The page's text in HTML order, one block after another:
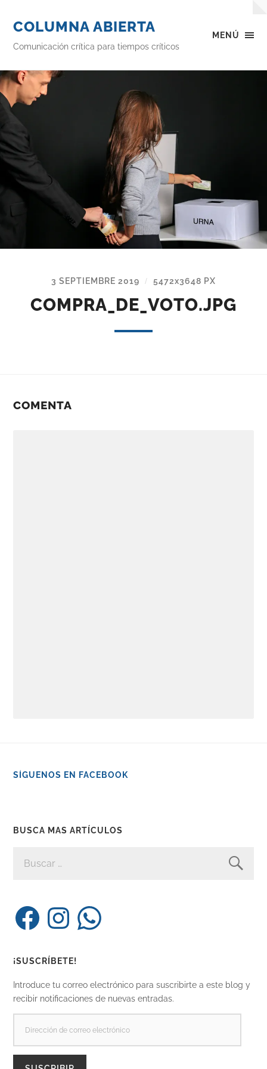
MENÚ
COLUMNA ABIERTA
Comunicación crítica para tiempos críticos
3 SEPTIEMBRE 2019 / 5472x3648 PX
COMPRA_DE_VOTO.JPG
COMENTA
SÍGUENOS EN FACEBOOK
BUSCA MAS ARTÍCULOS
FacebookInstagramWhatsApp
¡SUSCRÍBETE!
Introduce tu correo electrónico para suscribirte a este blog y
recibir notificaciones de nuevas entradas.
CORREO